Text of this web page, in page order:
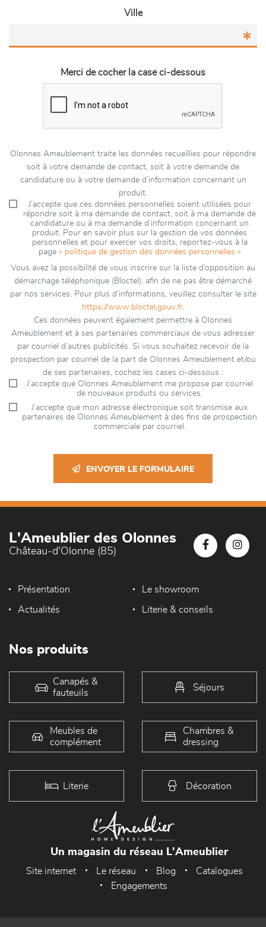
Ville
Merci de cocher la case ci-dessous
Olonnes Ameublement traite les données recueillies pour répondre
soit à votre demande de contact, soit à votre demande de
candidature ou à votre demande d’information concernant un
produit.
J’accepte que ces données personnelles soient utilisées pour
répondre soit à ma demande de contact, soit à ma demande de
candidature ou à ma demande d’information concernant un
produit. Pour en savoir plus sur la gestion de vos données
personnelles et pour exercer vos droits, reportez-vous à la
page « politique de gestion des données personnelles »
Vous avez la possibilité de vous inscrire sur la liste d’opposition au
démarchage téléphonique (Bloctel), afin de ne pas être démarché
par nos services. Pour plus d’informations, veuillez consulter le site
https://www.bloctel.gouv.fr.
Ces données peuvent également permettre à Olonnes
Ameublement et à ses partenaires commerciaux de vous adresser
par courriel d’autres publicités. Si vous souhaitez recevoir de la
prospection par courriel de la part de Olonnes Ameublement et/ou
de ses partenaires, cochez les cases ci-dessous :
J’accepte que Olonnes Ameublement me propose par courriel
de nouveaux produits ou services.
J’accepte que mon adresse électronique soit transmise aux
partenaires de Olonnes Ameublement à des fins de prospection
commerciale par courriel.
ENVOYER LE FORMULAIRE
L'Ameublier des Olonnes
Château-d'Olonne (85)
Présentation Le showroom
Actualités Literie & conseils
Nos produits
Canapés &
fauteuils
Séjours
Meubles de
complément
Chambres &
dressing
Literie Décoration
Un magasin du réseau L'Ameublier
Site internet Le réseau Blog
Catalogues
Engagements